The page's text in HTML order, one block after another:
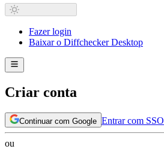
Fazer login
Baixar o Diffchecker Desktop
Criar conta
Continuar com Google Entrar com SSO
ou